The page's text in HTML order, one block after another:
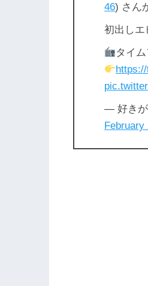
46) さん
初出しエ
タイ
— 好きが
February